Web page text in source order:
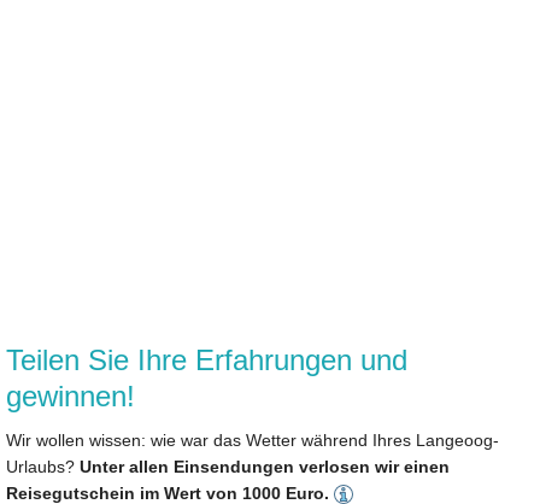
Teilen Sie Ihre Erfahrungen und
gewinnen!
Wir wollen wissen: wie war das Wetter während Ihres Langeoog-
Urlaubs? Unter allen Einsendungen verlosen wir einen
Reisegutschein im Wert von 1000 Euro.